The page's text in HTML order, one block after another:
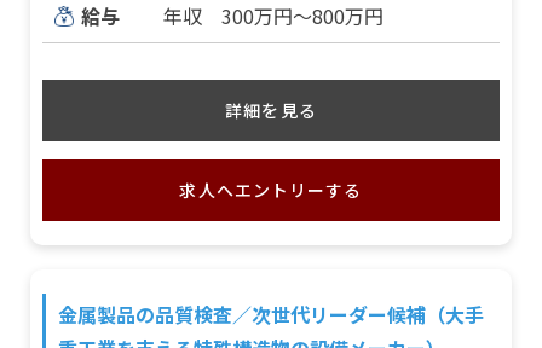
給与
年収 300万円～800万円
詳細を見る
求人へエントリーする
金属製品の品質検査／次世代リーダー候補（大手